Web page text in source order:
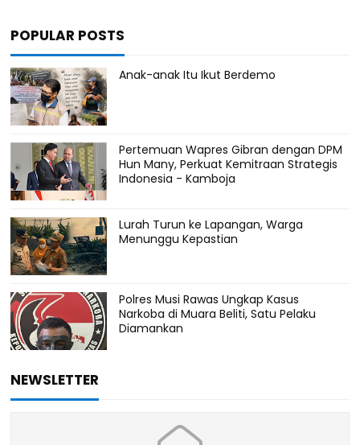
POPULAR POSTS
Anak-anak Itu Ikut Berdemo
Pertemuan Wapres Gibran dengan DPM
Hun Many, Perkuat Kemitraan Strategis
Indonesia - Kamboja
Lurah Turun ke Lapangan, Warga
Menunggu Kepastian
Polres Musi Rawas Ungkap Kasus
Narkoba di Muara Beliti, Satu Pelaku
Diamankan
NEWSLETTER